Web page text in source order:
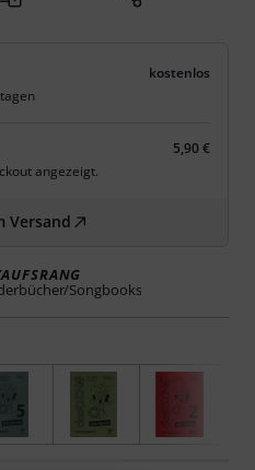
kostenlos
5,90 €
angezeigt.
Versand
Songbooks